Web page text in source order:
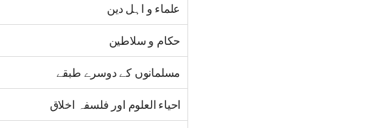
علماء و اہل دین
حکام و سلاطین
مسلمانوں کے دوسرے طبقے
احیاء العلوم اور فلسفہ اخلاق